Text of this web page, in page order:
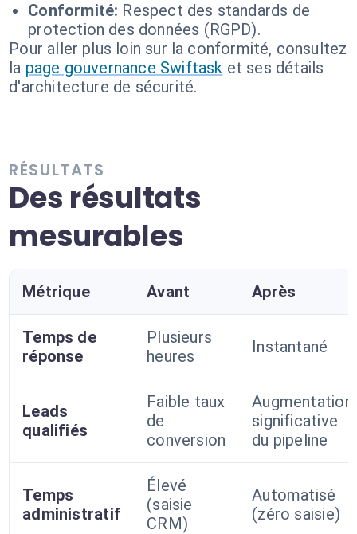
Conformité: Respect des standards de
protection des données (RGPD).
Pour aller plus loin sur la conformité, consultez
la page gouvernance Swiftask et ses détails
d'architecture de sécurité.
RÉSULTATS
Des résultats
mesurables
Métrique Avant Après
Temps de
réponse
Plusieurs
heures
Instantané
Leads
qualifiés
Faible taux
de
conversion
Augmentation
significative
du pipeline
Temps
administratif
Élevé
(saisie
CRM)
Automatisé
(zéro saisie)